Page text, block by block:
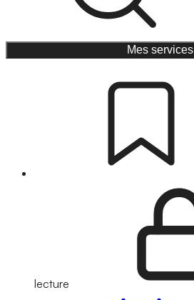
Mes services
lecture